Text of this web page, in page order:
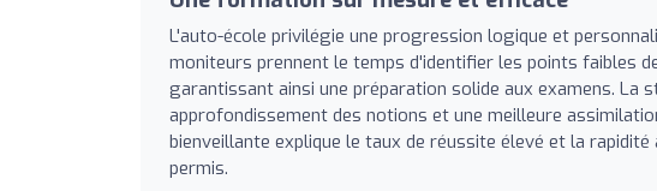
L'auto-école privilégie une progression logique et
moniteurs prennent le temps d'identifier les points faibles
garantissant ainsi une préparation solide aux examens. La
approfondissement des notions et une meilleure
bienveillante explique le taux de réussite élevé et la
permis.